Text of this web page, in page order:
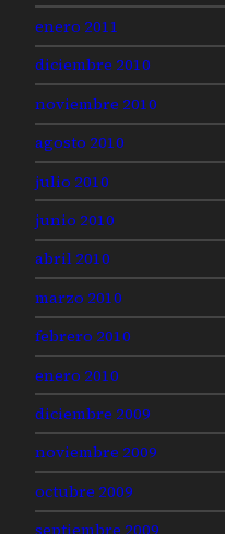
enero 2011
diciembre 2010
noviembre 2010
agosto 2010
julio 2010
junio 2010
abril 2010
marzo 2010
febrero 2010
enero 2010
diciembre 2009
noviembre 2009
octubre 2009